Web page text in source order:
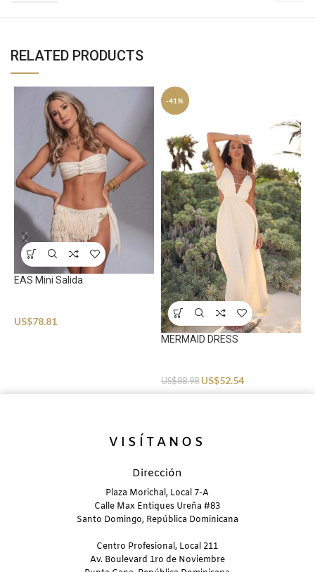
RELATED PRODUCTS
EAS Mini Salida
US$78.81
-41%
MERMAID DRESS
US$88.98 US$52.54
VISÍTANOS
Dirección
Plaza Morichal, Local 7-A
Calle Max Entiques Ureña #83
Santo Domingo, República Dominicana
Centro Profesional, Local 211
Av. Boulevard 1ro de Noviembre